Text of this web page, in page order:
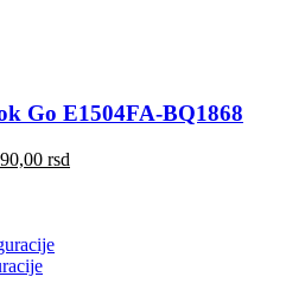
Go E1504FA-BQ1868
rsd